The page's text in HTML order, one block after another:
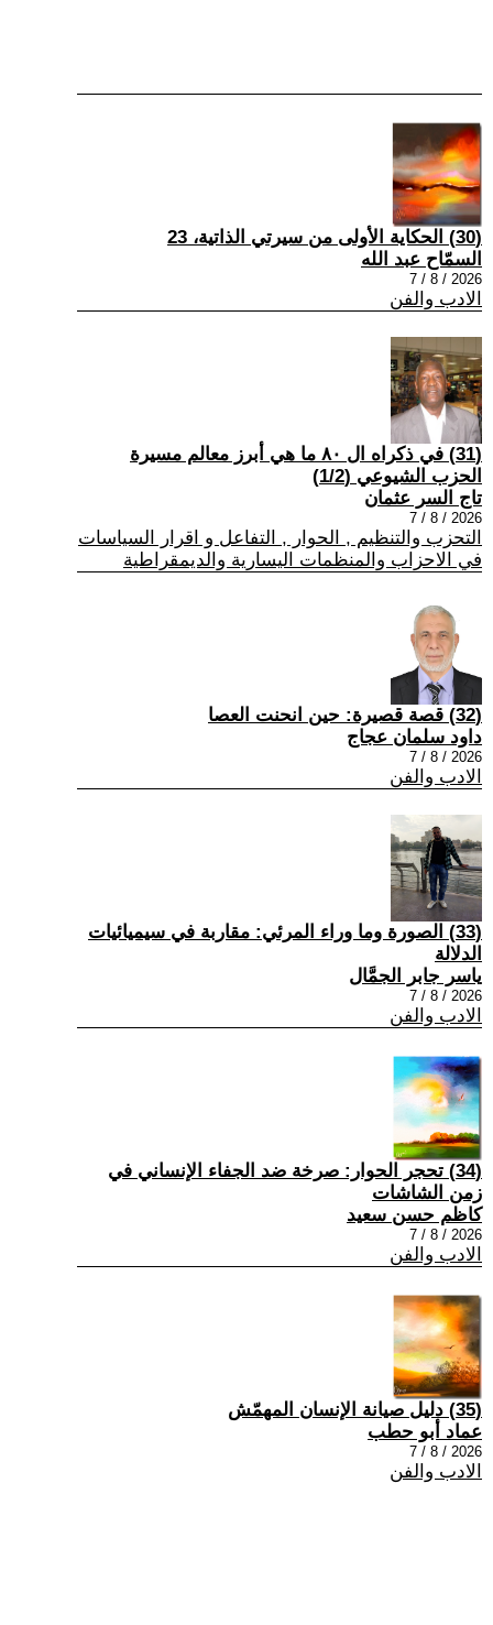
(30) الحكاية الأولى من سيرتي الذاتية، 23
السمّاح عبد الله
2026 / 8 / 7
الادب والفن
(31) في ذكراه ال ٨٠ ما هي أبرز معالم مسيرة
الحزب الشيوعي (1/2)
تاج السر عثمان
2026 / 8 / 7
التحزب والتنظيم , الحوار , التفاعل و اقرار السياسات
في الاحزاب والمنظمات اليسارية والديمقراطية
(32) قصة قصيرة: حين انحنت العصا
داود سلمان عجاج
2026 / 8 / 7
الادب والفن
(33) الصورة وما وراء المرئي: مقاربة في سيميائيات
الدلالة
ياسر جابر الجمَّال
2026 / 8 / 7
الادب والفن
(34) تحجر الحوار: صرخة ضد الجفاء الإنساني في
زمن الشاشات
كاظم حسن سعيد
2026 / 8 / 7
الادب والفن
(35) دليل صيانة الإنسان المهمّش
عماد أبو حطب
2026 / 8 / 7
الادب والفن